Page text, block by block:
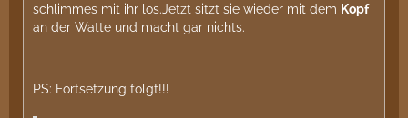
schlimmes mit ihr los.Jetzt sitzt sie wieder mit dem Kopf
an der Watte und macht gar nichts.
PS: Fortsetzung folgt!!!